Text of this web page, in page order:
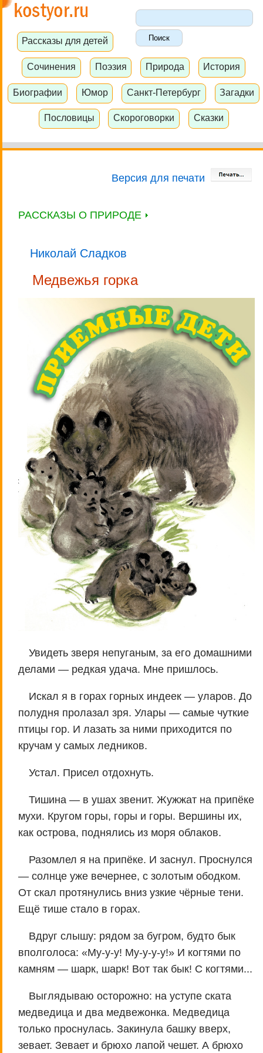
Рассказы для детей
Сочинения Поэзия Природа История
Биографии Юмор Санкт-Петербург Загадки
Пословицы Скороговорки Сказки
Версия для печати
РАССКАЗЫ О ПРИРОДЕ
Николай Сладков
Медвежья горка
Увидеть зверя непуганым, за его домашними
делами — редкая удача. Мне пришлось.
Искал я в горах горных индеек — уларов. До
полудня пролазал зря. Улары — самые чуткие
птицы гор. И лазать за ними приходится по
кручам у самых ледников.
Устал. Присел отдохнуть.
Тишина — в ушах звенит. Жужжат на припёке
мухи. Кругом горы, горы и горы. Вершины их,
как острова, поднялись из моря облаков.
Разомлел я на припёке. И заснул. Проснулся
— солнце уже вечернее, с золотым ободком.
От скал протянулись вниз узкие чёрные тени.
Ещё тише стало в горах.
Вдруг слышу: рядом за бугром, будто бык
вполголоса: «Му-у-у! Му-у-у-у!» И когтями по
камням — шарк, шарк! Вот так бык! С когтями...
Выглядываю осторожно: на уступе ската
медведица и два медвежонка. Медведица
только проснулась. Закинула башку вверх,
зевает. Зевает и брюхо лапой чешет. А брюхо